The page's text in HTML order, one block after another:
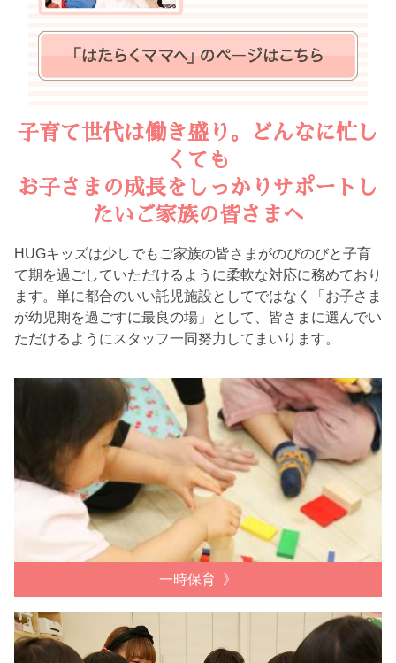
子育て世代は働き盛り。どんなに忙し
くても
お子さまの成長をしっかりサポートし
たいご家族の皆さまへ
HUGキッズは少しでもご家族の皆さまがのびのびと子育
て期を過ごしていただけるように柔軟な対応に務めており
ます。単に都合のいい託児施設としてではなく「お子さま
が幼児期を過ごすに最良の場」として、皆さまに選んでい
ただけるようにスタッフ一同努力してまいります。
一時保育